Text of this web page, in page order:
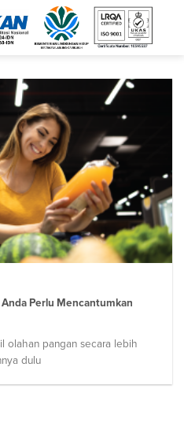
Perlu Mencantumkan
olahan pangan secara lebih
dulu